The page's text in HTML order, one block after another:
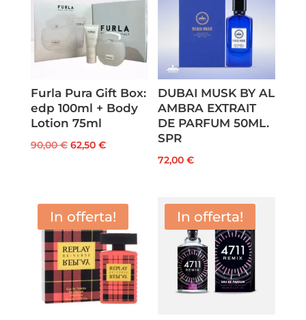
Furla Pura Gift Box:
edp 100ml + Body
Lotion 75ml
90,00€ Il
90,00 €.
62,50 €Il
62,50 €.
DUBAI MUSK BY AL
AMBRA EXTRAIT
DE PARFUM 50ML.
SPR
72,00€
In offerta! In offerta!